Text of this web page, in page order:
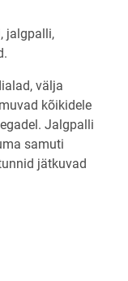
jalgpalli,
välja
kõikidele
Jalgpalli
samuti
jätkuvad